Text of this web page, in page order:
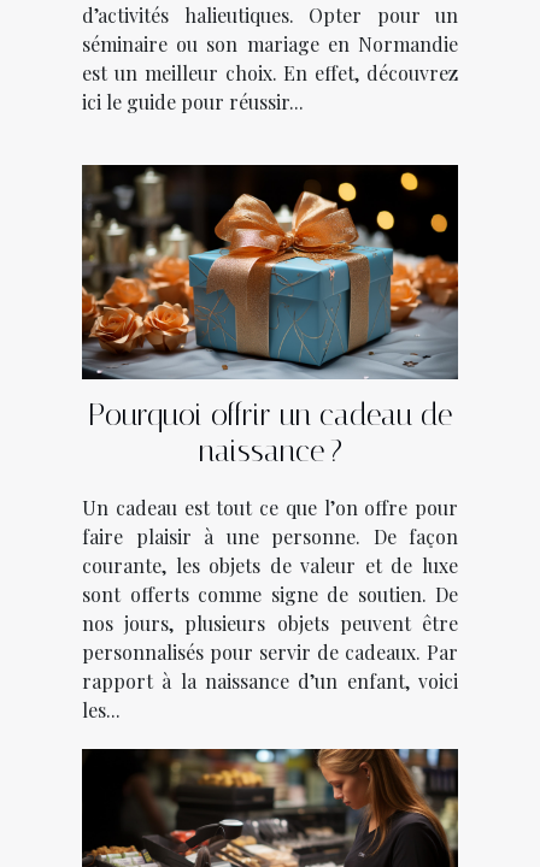
d’activités halieutiques. Opter pour un
séminaire ou son mariage en Normandie
est un meilleur choix. En effet, découvrez
ici le guide pour réussir...
Pourquoi offrir un cadeau de
naissance ?
Un cadeau est tout ce que l’on offre pour
faire plaisir à une personne. De façon
courante, les objets de valeur et de luxe
sont offerts comme signe de soutien. De
nos jours, plusieurs objets peuvent être
personnalisés pour servir de cadeaux. Par
rapport à la naissance d’un enfant, voici
les...